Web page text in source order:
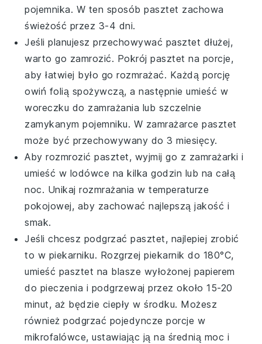
pojemnika. W ten sposób pasztet zachowa
świeżość przez 3-4 dni.
Jeśli planujesz przechowywać pasztet dłużej,
warto go zamrozić. Pokrój pasztet na porcje,
aby łatwiej było go rozmrażać. Każdą porcję
owiń folią spożywczą, a następnie umieść w
woreczku do zamrażania lub szczelnie
zamykanym pojemniku. W zamrażarce pasztet
może być przechowywany do 3 miesięcy.
Aby rozmrozićpasztet, wyjmij go z zamrażarki i
umieść w lodówce na kilka godzin lub na całą
noc. Unikaj rozmrażania w temperaturze
pokojowej, aby zachować najlepszą jakość i
smak.
Jeśli chcesz podgrzaćpasztet, najlepiej zrobić
to w piekarniku. Rozgrzej piekarnik do 180°C,
umieść pasztet na blasze wyłożonej papierem
do pieczenia i podgrzewaj przez około 15-20
minut, aż będzie ciepły w środku. Możesz
również podgrzać pojedyncze porcje w
mikrofalówce, ustawiając ją na średnią moc i